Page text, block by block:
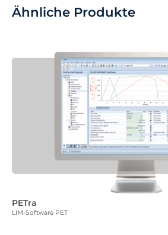
Ähnliche Produkte
PETra
LIM-Software PET